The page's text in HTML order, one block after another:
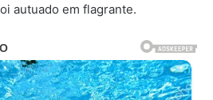
autuado em flagrante.